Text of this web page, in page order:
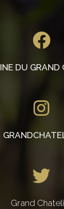
DU GRAND
Grand